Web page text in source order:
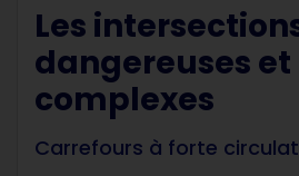
Les
dangereuses et
complexes
Carrefours à forte